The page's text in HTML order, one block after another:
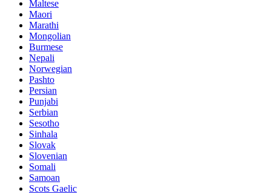
Maltese
Maori
Marathi
Mongolian
Burmese
Nepali
Norwegian
Pashto
Persian
Punjabi
Serbian
Sesotho
Sinhala
Slovak
Slovenian
Somali
Samoan
Scots Gaelic